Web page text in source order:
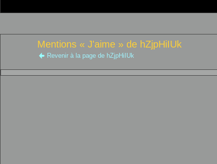
Mentions « J'aime » de hZjpHiIUk
Revenir à la page de hZjpHiIUk